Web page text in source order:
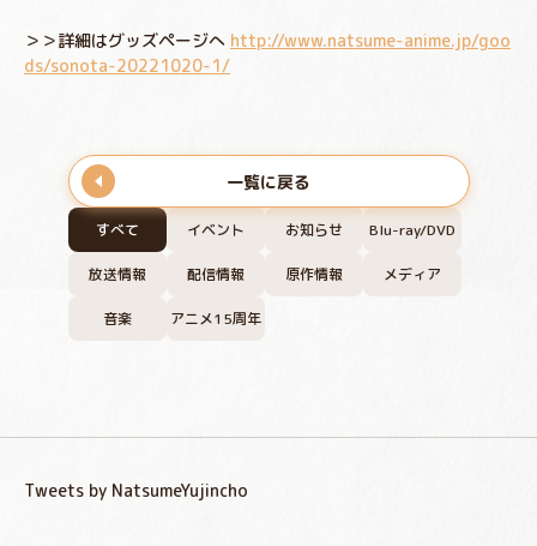
すべて イベント お知らせ Blu-ray/DVD
放送情報 配信情報 原作情報 メディア
音楽 アニメ15周年
＞＞詳細はグッズページへ http://www.natsume-anime.jp/goo
ds/sonota-20221020-1/
一覧に戻る
Tweets by NatsumeYujincho